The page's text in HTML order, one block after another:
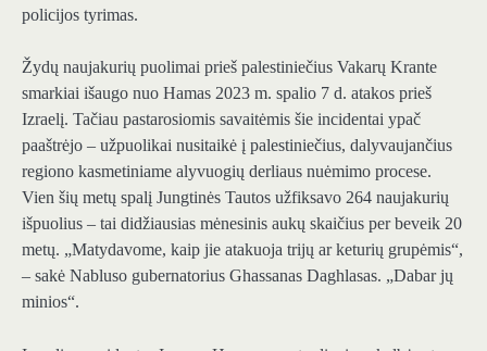
policijos tyrimas.
Žydų naujakurių puolimai prieš palestiniečius Vakarų Krante
smarkiai išaugo nuo Hamas 2023 m. spalio 7 d. atakos prieš
Izraelį. Tačiau pastarosiomis savaitėmis šie incidentai ypač
paaštrėjo – užpuolikai nusitaikė į palestiniečius, dalyvaujančius
regiono kasmetiniame alyvuogių derliaus nuėmimo procese.
Vien šių metų spalį Jungtinės Tautos užfiksavo 264 naujakurių
išpuolius – tai didžiausias mėnesinis aukų skaičius per beveik 20
metų. „Matydavome, kaip jie atakuoja trijų ar keturių grupėmis“,
– sakė Nabluso gubernatorius Ghassanas Daghlasas. „Dabar jų
minios“.